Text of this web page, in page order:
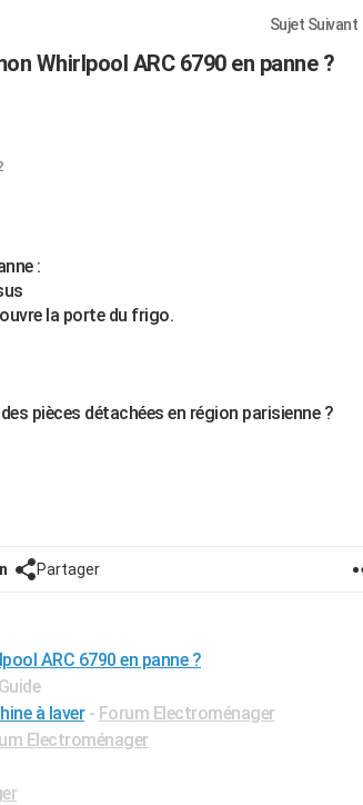
Sujet Suivant
Whirlpool ARC 6790 en panne ?
:
la porte du frigo.
pièces détachées en région parisienne ?
Partager
ARC 6790 en panne ?
à laver - Forum Electroménager
Electroménager